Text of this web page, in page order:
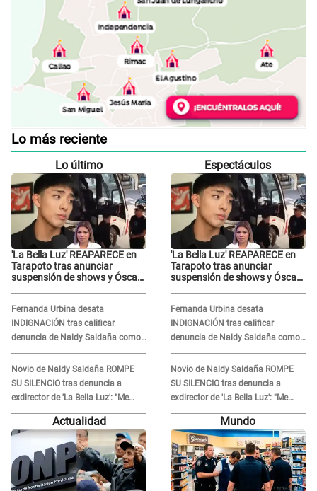
Lo más reciente
Lo último
'La Bella Luz' REAPARECE en
Tarapoto tras anunciar
suspensión de shows y Óscar
Fernanda Urbina desata
INDIGNACIÓN tras calificar
denuncia de Naldy Saldaña como
'acto bochornoso': "No es justo
atacar a otra mujer"
Novio de Naldy Saldaña ROMPE
SU SILENCIO tras denuncia a
exdirector de 'La Bella Luz': "Me
basta con que ella esté bien"
Espectáculos
'La Bella Luz' REAPARECE en
Tarapoto tras anunciar
suspensión de shows y Óscar
Fernanda Urbina desata
INDIGNACIÓN tras calificar
denuncia de Naldy Saldaña como
'acto bochornoso': "No es justo
atacar a otra mujer"
Novio de Naldy Saldaña ROMPE
SU SILENCIO tras denuncia a
exdirector de 'La Bella Luz': "Me
basta con que ella esté bien"
Actualidad Mundo